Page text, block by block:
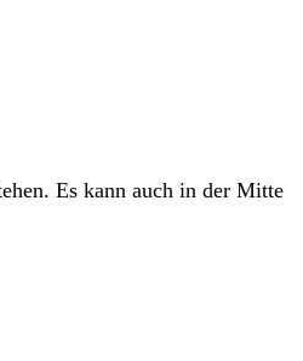
Es kann auch in der Mitte